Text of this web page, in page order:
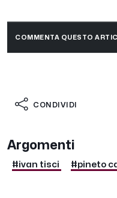
COMMENTA QUESTO
CONDIVIDI
Argomenti
#ivan tisci #pineto